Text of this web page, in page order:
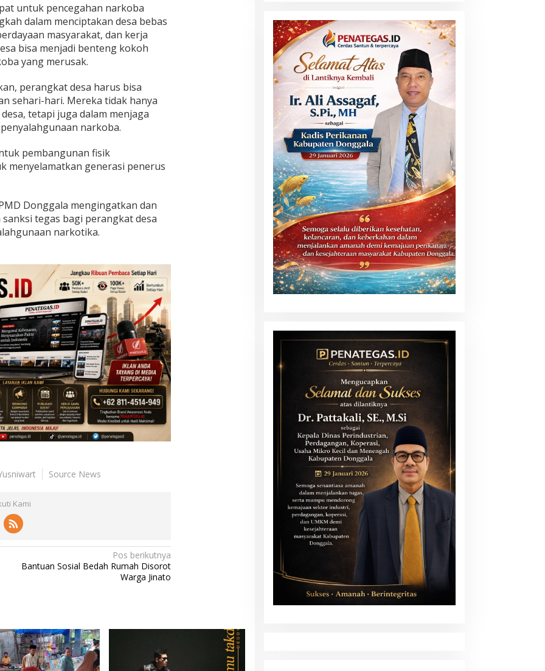
untuk pencegahan narkoba
dalam menciptakan desa bebas
masyarakat, dan kerja
bisa menjadi benteng kokoh
yang merusak.
perangkat desa harus bisa
sehari-hari. Mereka tidak hanya
tetapi juga dalam menjaga
narkoba.
pembangunan fisik
generasi penerus
Donggala mengingatkan dan
tegas bagi perangkat desa
narkotika.
Source News
Kami
Pos berikutnya
Bantuan Sosial Bedah Rumah Disorot
Warga Jinato